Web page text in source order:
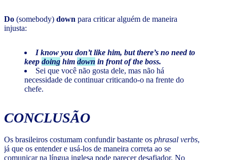
Do (somebody) down para criticar alguém de maneira
injusta:
I know you don’t like him, but there’s no need to
keep doing him down in front of the boss.
Sei que você não gosta dele, mas não há
necessidade de continuar criticando-o na frente do
chefe.
CONCLUSÃO
Os brasileiros costumam confundir bastante os phrasal verbs,
já que os entender e usá-los de maneira correta ao se
comunicar na língua inglesa pode parecer desafiador. No